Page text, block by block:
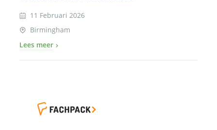
11 Februari 2026
Birmingham
Lees meer